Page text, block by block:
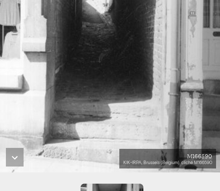
M166590
KIK-IRPA, Brussels (Belgium), cliché M166590